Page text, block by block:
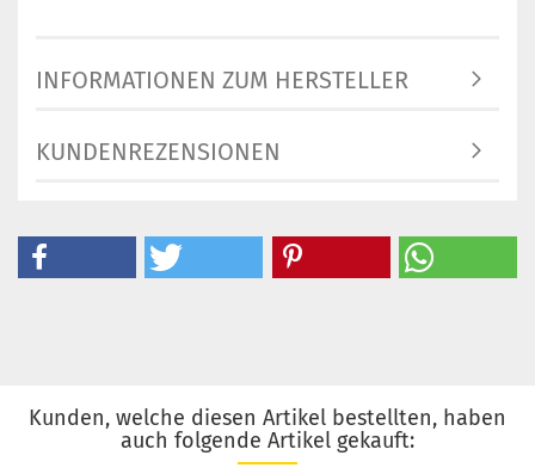
INFORMATIONEN ZUM HERSTELLER
KUNDENREZENSIONEN
Kunden, welche diesen Artikel bestellten, haben
auch folgende Artikel gekauft: